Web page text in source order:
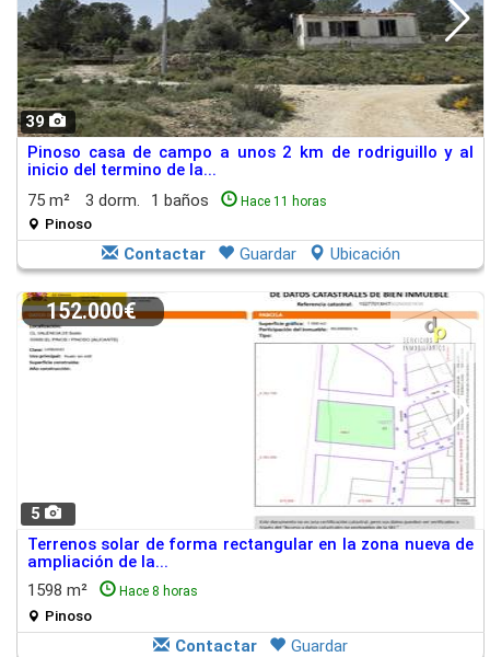
39
Pinoso casa de campo a unos 2 km de rodriguillo y al
inicio del termino de la...
75 m²
3 dorm. 1 baños Hace 11 horas
Pinoso
Contactar Guardar Ubicación
5
152.000€
Terrenos solar de forma rectangular en la zona nueva de
ampliación de la...
1598 m²
Hace 8 horas
Pinoso
Contactar Guardar